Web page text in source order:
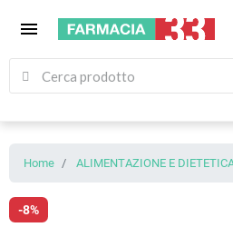
menu
Home ALIMENTAZIONE E
-8%